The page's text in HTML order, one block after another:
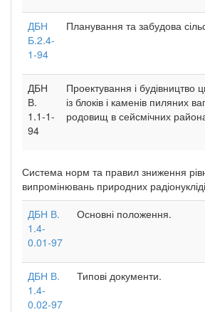
ДБН
Б.2.4-
1-94
Планування та забудова
ДБН
В.
1.1-1-
94
Проектування і будівництво
із блоків і каменів пиляних
родовищ в сейсмічних
Система норм та правил зниження
випромінювань природних
ДБН В.
1.4-
0.01-97
Основні положення.
ДБН В.
1.4-
0.02-97
Типові документи.